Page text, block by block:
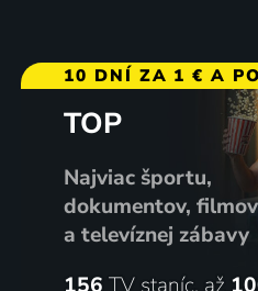
10 DNÍ ZA 1 € A
TOP
Najviac športu,
dokumentov, filmov
a televíznej zábavy